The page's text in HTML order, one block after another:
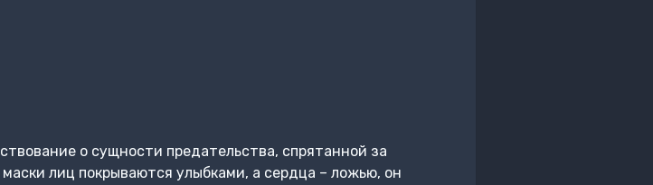
о сущности предательства, спрятанной за
лиц покрываются улыбками, а сердца – ложью, он